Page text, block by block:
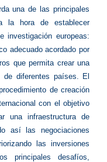
una de las principales
la hora de establecer
investigación europeas:
adecuado acordado por
que permita crear una
de diferentes países. El
de creación
con el objetivo
una infraestructura de
así las negociaciones
las inversiones
principales desafíos,